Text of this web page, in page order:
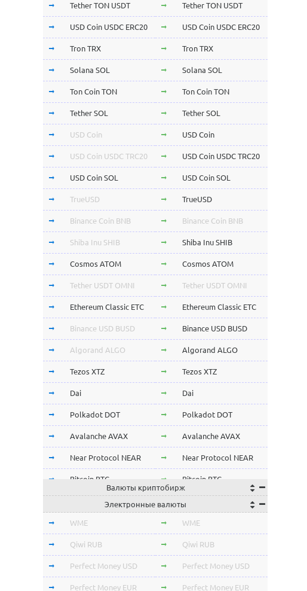
Tether TON USDT Tether TON USDT
USD Coin USDC ERC20 USD Coin USDC ERC20
Tron TRX Tron TRX
Solana SOL Solana SOL
Ton Coin TON Ton Coin TON
Tether SOL Tether SOL
USD Coin USD Coin
USD Coin USDC TRC20 USD Coin USDC TRC20
USD Coin SOL USD Coin SOL
TrueUSD TrueUSD
Binance Coin BNB Binance Coin BNB
Shiba Inu SHIB Shiba Inu SHIB
Cosmos ATOM Cosmos ATOM
Tether USDT OMNI Tether USDT OMNI
Ethereum Classic ETC Ethereum Classic ETC
Binance USD BUSD Binance USD BUSD
Algorand ALGO Algorand ALGO
Tezos XTZ Tezos XTZ
Dai Dai
Polkadot DOT Polkadot DOT
Avalanche AVAX Avalanche AVAX
Near Protocol NEAR Near Protocol NEAR
Bitcoin BTC Bitcoin BTC
Terra LUNA
Cardano ADA Cardano ADA
OmiseGo OMG OmiseGo OMG
Verge XVG Verge XVG
BitTorrent BTT BitTorrent BTT
Валюты криптобирж
Электронные валюты
WME WME
Qiwi RUB Qiwi RUB
Perfect Money USD Perfect Money USD
Perfect Money EUR Perfect Money EUR